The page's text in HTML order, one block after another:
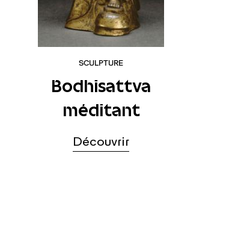
SCULPTURE
Bodhisattva
méditant
Découvrir